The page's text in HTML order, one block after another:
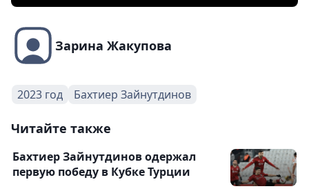
Зарина Жакупова
2023 год Бахтиер Зайнутдинов
Читайте также
Бахтиер Зайнутдинов одержал
первую победу в Кубке Турции